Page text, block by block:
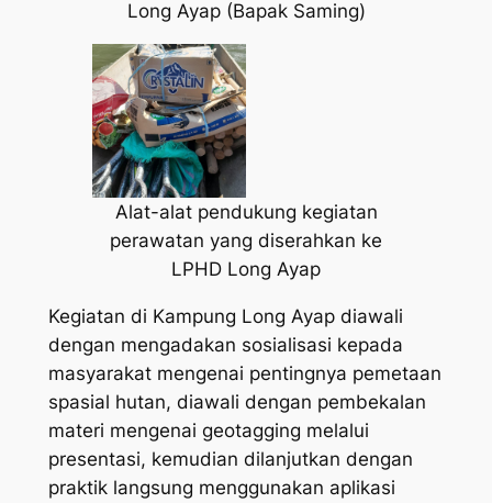
Long Ayap (Bapak Saming)
Alat-alat pendukung kegiatan
perawatan yang diserahkan ke
LPHD Long Ayap
Kegiatan di Kampung Long Ayap diawali
dengan mengadakan sosialisasi kepada
masyarakat mengenai pentingnya pemetaan
spasial hutan, diawali dengan pembekalan
materi mengenai geotagging melalui
presentasi, kemudian dilanjutkan dengan
praktik langsung menggunakan aplikasi